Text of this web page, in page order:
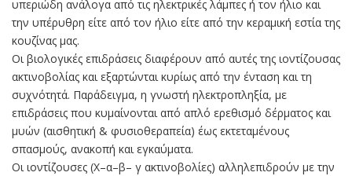
υπεριώδη ανάλογα από τις ηλεκτρικές λάμπες ή τον ήλιο και
την υπέρυθρη είτε από τον ήλιο είτε από την κεραμική εστία της
κουζίνας μας.
Οι βιολογικές επιδράσεις διαφέρουν από αυτές της ιοντίζουσας
ακτινοβολίας και εξαρτώνται κυρίως από την ένταση και τη
συχνότητά. Παράδειγμα, η γνωστή ηλεκτροπληξία, με
επιδράσεις που κυμαίνονται από απλό ερεθισμό δέρματος και
μυών (αισθητική & φυσιοθεραπεία) έως εκτεταμένους
σπασμούς, ανακοπή και εγκαύματα.
Οι ιοντίζουσες (Χ–α–β– γ ακτινοβολίες) αλληλεπιδρούν με την